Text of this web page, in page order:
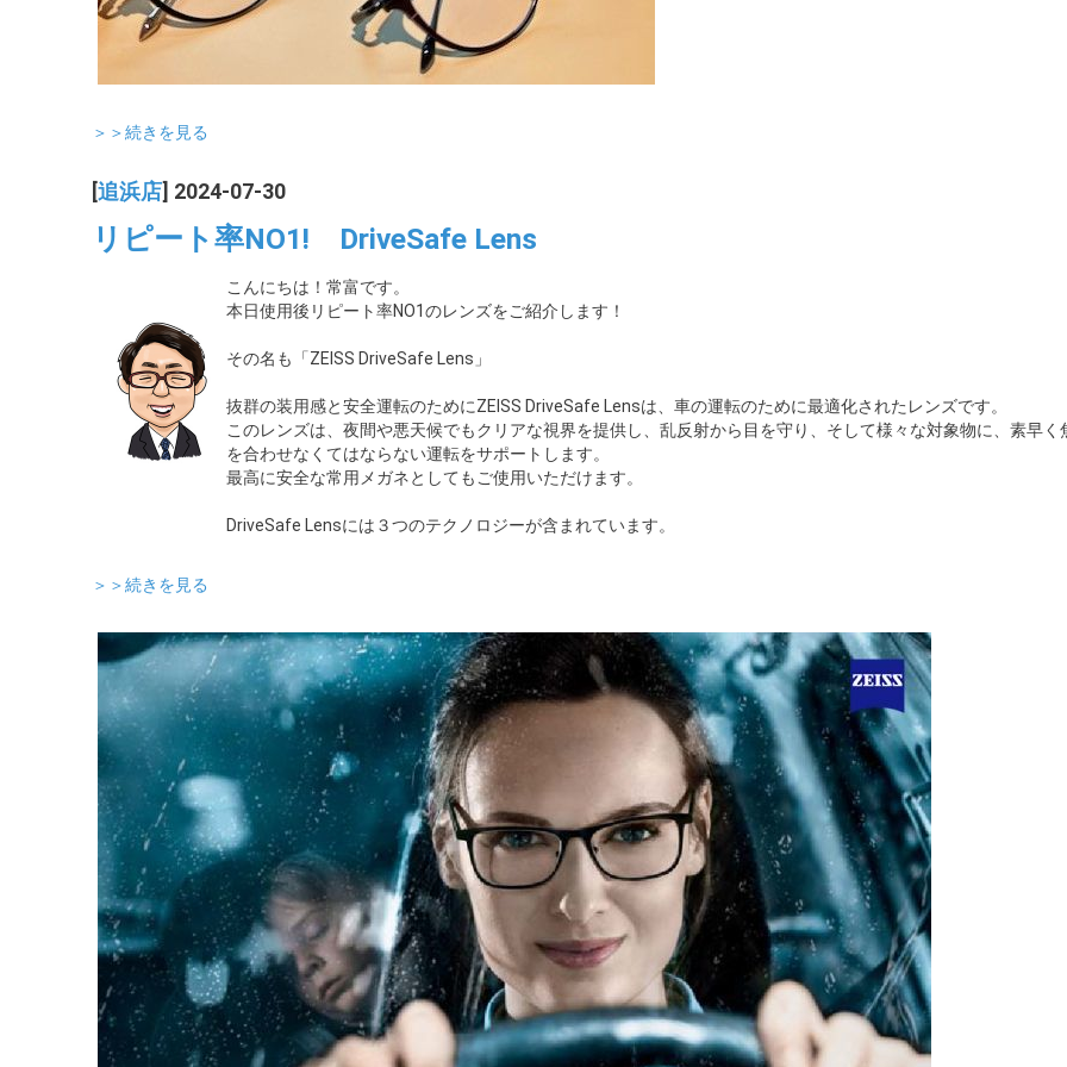
＞＞続きを見る
追浜店 ] 2024-07-30
リピート率NO1! DriveSafe Lens
こんにちは！常富です。
本日使用後リピート率NO1のレンズをご紹介します！
その名も「ZEISS DriveSafe Lens」
抜群の装用感と安全運転のためにZEISS DriveSafe Lensは、車の運転のために最適化されたレンズです。
このレンズは、夜間や悪天候でもクリアな視界を提供し、乱反射から目を守り、そして様々な対象物に、素早く
を合わせなくてはならない運転をサポートします。
最高に安全な常用メガネとしてもご使用いただけます。
DriveSafe Lensには３つのテクノロジーが含まれています。
＞＞続きを見る